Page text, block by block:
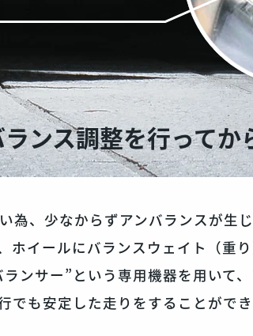
ンス調整を行ってか
為、少なからずアンバランスが生
ホイールにバランスウェイト（重
ンサー”という専用機器を用いて
も安定した走りをすることができ